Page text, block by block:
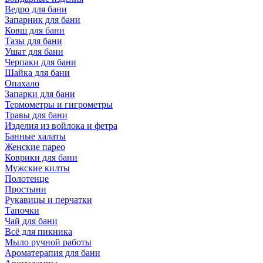
Ведро для бани
Запарник для бани
Ковш для бани
Тазы для бани
Ушат для бани
Черпаки для бани
Шайка для бани
Опахало
Запарки для бани
Термометры и гигрометры
Травы для бани
Изделия из войлока и фетра
Банные халаты
Женские парео
Коврики для бани
Мужские килты
Полотенце
Простыни
Рукавицы и перчатки
Тапочки
Чай для бани
Всё для пикника
Мыло ручной работы
Ароматерапия для бани